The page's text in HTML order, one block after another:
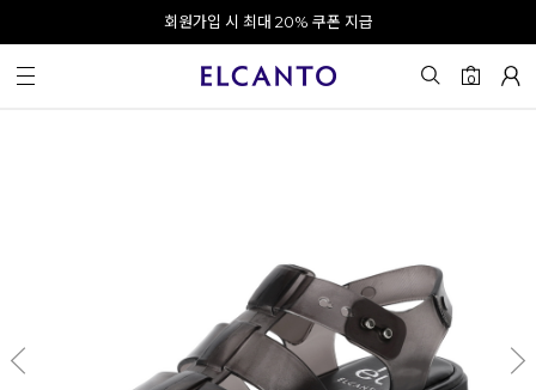
오전 10시 이전 결제 완료 시 오늘 출발!
회원가입 시 최대 20% 쿠폰 지급
0